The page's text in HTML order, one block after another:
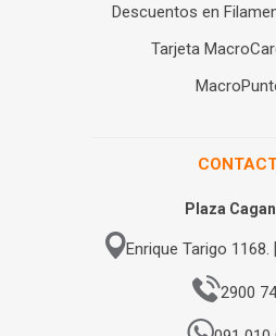
Descuentos en
Tarjeta
Plaza
Enrique Tarigo 1168.
2900